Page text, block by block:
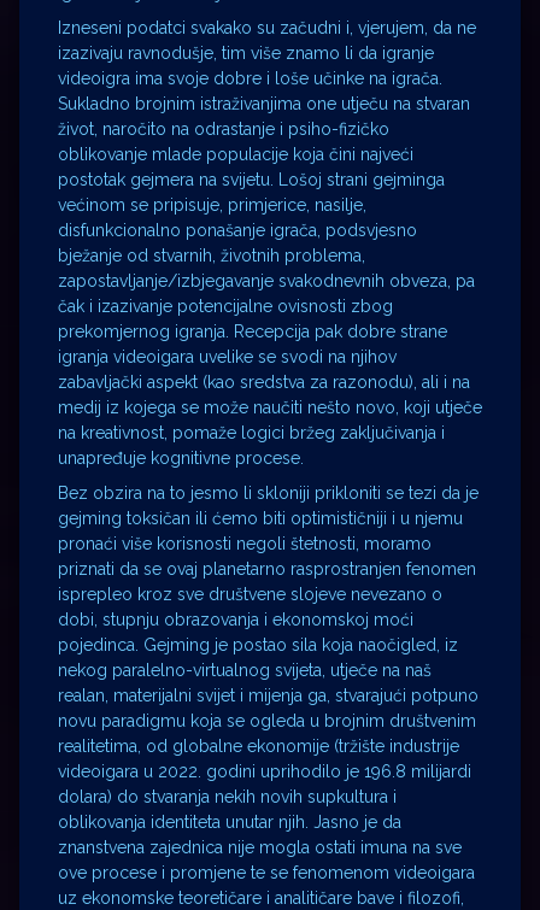
Izneseni podatci svakako su začudni i, vjerujem, da ne
izazivaju ravnodušje, tim više znamo li da igranje
videoigra ima svoje dobre i loše učinke na igrača.
Sukladno brojnim istraživanjima one utječu na stvaran
život, naročito na odrastanje i psiho-fizičko
oblikovanje mlade populacije koja čini najveći
postotak gejmera na svijetu. Lošoj strani gejminga
većinom se pripisuje, primjerice, nasilje,
disfunkcionalno ponašanje igrača, podsvjesno
bježanje od stvarnih, životnih problema,
zapostavljanje/izbjegavanje svakodnevnih obveza, pa
čak i izazivanje potencijalne ovisnosti zbog
prekomjernog igranja. Recepcija pak dobre strane
igranja videoigara uvelike se svodi na njihov
zabavljački aspekt (kao sredstva za razonodu), ali i na
medij iz kojega se može naučiti nešto novo, koji utječe
na kreativnost, pomaže logici bržeg zaključivanja i
unapređuje kognitivne procese.
Bez obzira na to jesmo li skloniji prikloniti se tezi da je
gejming toksičan ili ćemo biti optimističniji i u njemu
pronaći više korisnosti negoli štetnosti, moramo
priznati da se ovaj planetarno rasprostranjen fenomen
isprepleo kroz sve društvene slojeve nevezano o
dobi, stupnju obrazovanja i ekonomskoj moći
pojedinca. Gejming je postao sila koja naočigled, iz
nekog paralelno-virtualnog svijeta, utječe na naš
realan, materijalni svijet i mijenja ga, stvarajući potpuno
novu paradigmu koja se ogleda u brojnim društvenim
realitetima, od globalne ekonomije (tržište industrije
videoigara u 2022. godini uprihodilo je 196.8 milijardi
dolara) do stvaranja nekih novih supkultura i
oblikovanja identiteta unutar njih. Jasno je da
znanstvena zajednica nije mogla ostati imuna na sve
ove procese i promjene te se fenomenom videoigara
uz ekonomske teoretičare i analitičare bave i filozofi,